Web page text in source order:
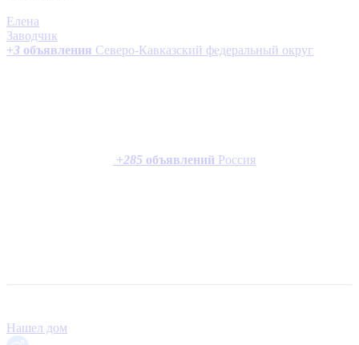
Елена
Заводчик
+3 объявления Северо-Кавказский федеральный округ
+285 объявлений Россия
Нашел дом